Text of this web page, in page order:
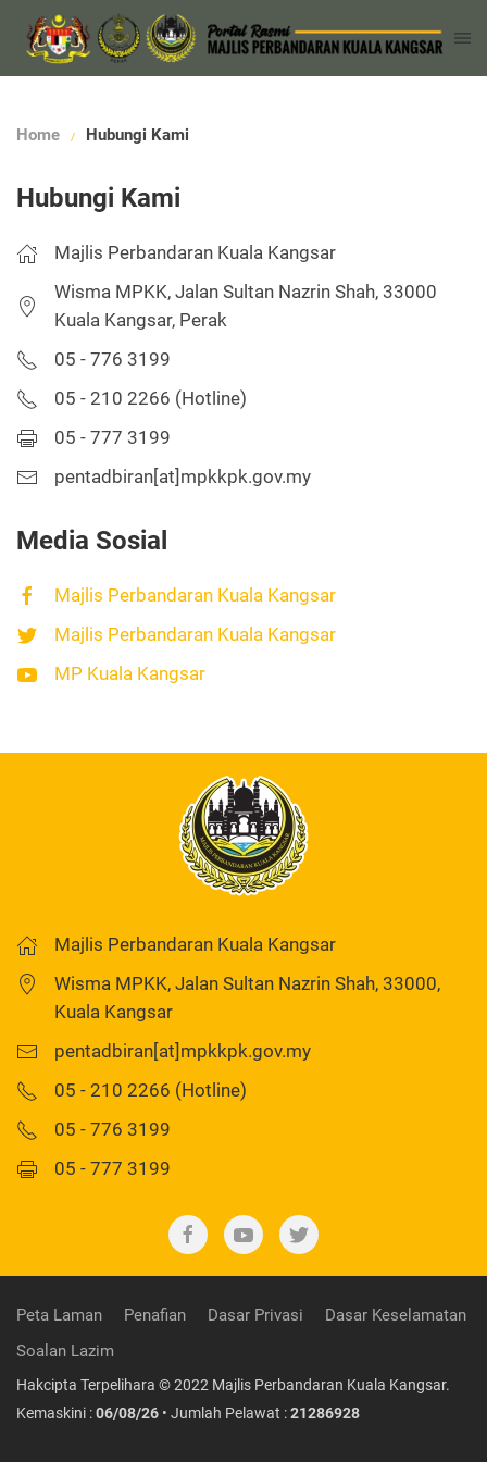
Home Hubungi Kami
Hubungi Kami
Majlis Perbandaran Kuala Kangsar
Wisma MPKK, Jalan Sultan Nazrin Shah, 33000
Kuala Kangsar, Perak
05 - 776 3199
05 - 210 2266 (Hotline)
05 - 777 3199
pentadbiran[at]mpkkpk.gov.my
Media Sosial
Majlis Perbandaran Kuala Kangsar
Majlis Perbandaran Kuala Kangsar
MP Kuala Kangsar
Majlis Perbandaran Kuala Kangsar
Wisma MPKK, Jalan Sultan Nazrin Shah, 33000,
Kuala Kangsar
pentadbiran[at]mpkkpk.gov.my
05 - 210 2266 (Hotline)
05 - 776 3199
05 - 777 3199
Peta Laman Penafian Dasar Privasi
Dasar Keselamatan
Soalan Lazim
Hakcipta Terpelihara © 2022 Majlis Perbandaran Kuala Kangsar.
Kemaskini :06/08/26 • Jumlah Pelawat :21286928